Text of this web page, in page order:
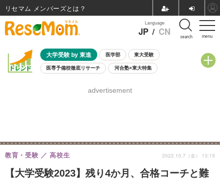
menu
Language
JP / CN search
大学受験 by 東進 医学部 東大受験
医専予備校徹底リサーチ 河合塾×東大特集
8月開催学校説明会・相談会
advertisement
【大学受験2023】残り4か月、合格コーチと難
教育・受験 高校生 2022.10.7（金） 13:15
リセマム メンバーズ